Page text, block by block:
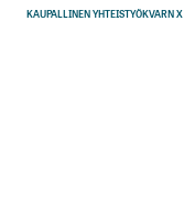
KAUPALLINEN YHTEISTYÖKVARN X